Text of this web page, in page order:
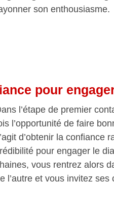
son enthousiasme.
pour
l’étape de premier
l’opportunité de faire
d’obtenir la confiance
pour engager le
vous rentrez alors
l’autre et vous invitez ses